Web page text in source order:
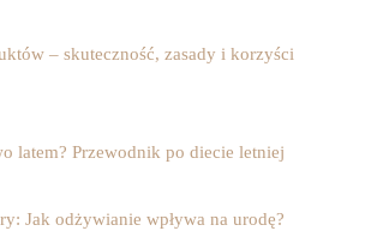
– skuteczność, zasady i korzyści
latem? Przewodnik po diecie letniej
Jak odżywianie wpływa na urodę?